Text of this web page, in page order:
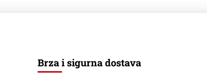
Brza i sigurna dostava